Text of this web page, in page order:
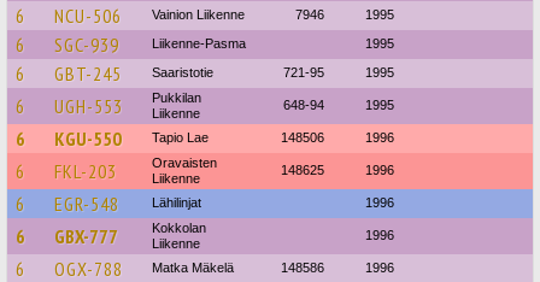
6 NCU-506 Vainion Liikenne 7946 1995
6 SGC-939 Liikenne-Pasma 1995
6 GBT-245 Saaristotie 721-95 1995
6 UGH-553
Pukkilan
Liikenne
648-94 1995
6 KGU-550 Tapio Lae 148506 1996
6 FKL-203
Oravaisten
Liikenne
148625 1996
6 EGR-548 Lähilinjat 1996
6 GBX-777
Kokkolan
Liikenne
1996
6 OGX-788 Matka Mäkelä 148586 1996